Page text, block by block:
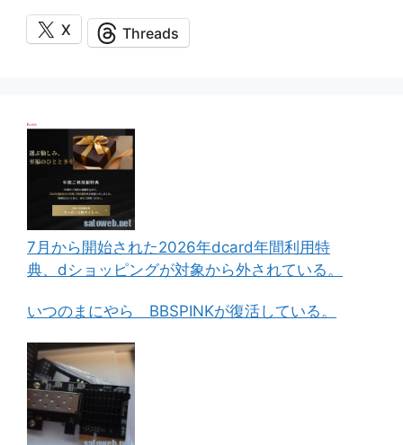
X Threads
7月から開始された2026年dcard年間利用特
典、dショッピングが対象から外されている。
いつのまにやら BBSPINKが復活している。